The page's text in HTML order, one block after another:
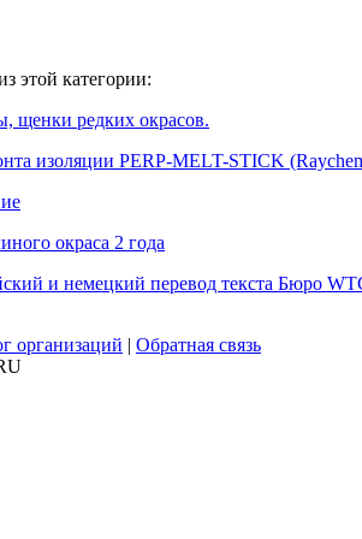
этой категории:
щенки редких окрасов.
изоляции PERP-MELT-STICK
окраса 2 года
и немецкий перевод текста Бюро
организаций | Обратная связь